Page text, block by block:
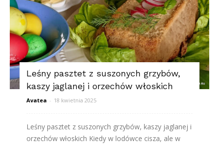
Leśny pasztet z suszonych grzybów,
kaszy jaglanej i orzechów włoskich
Avatea - 18 kwietnia 2025
Leśny pasztet z suszonych grzybów, kaszy jaglanej i
orzechów włoskich Kiedy w lodówce cisza, ale w